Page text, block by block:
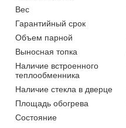
Вес
Гарантийный срок
Объем парной
Выносная топка
Наличие встроенного
теплообменника
Наличие стекла в дверце
Площадь обогрева
Состояние